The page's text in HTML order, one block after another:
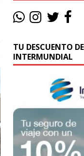
TU DESCUENTO
INTERMUNDIAL